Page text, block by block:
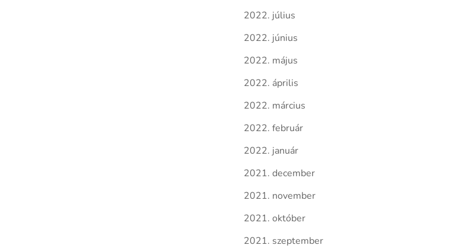
2022. július
2022. június
2022. május
2022. április
2022. március
2022. február
2022. január
2021. december
2021. november
2021. október
2021. szeptember